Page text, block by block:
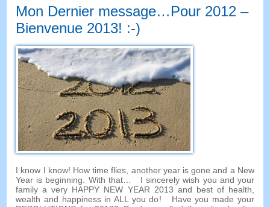
Mon Dernier message…Pour 2012 –
Bienvenue 2013! :-)
I know I know! How time flies another year is gone and a New
Year is beginning
With that… I sincerely wish you and your
family a very HAPPY NEW YEAR 2013 and best of health
wealth and happiness in ALL you do! Have you made your